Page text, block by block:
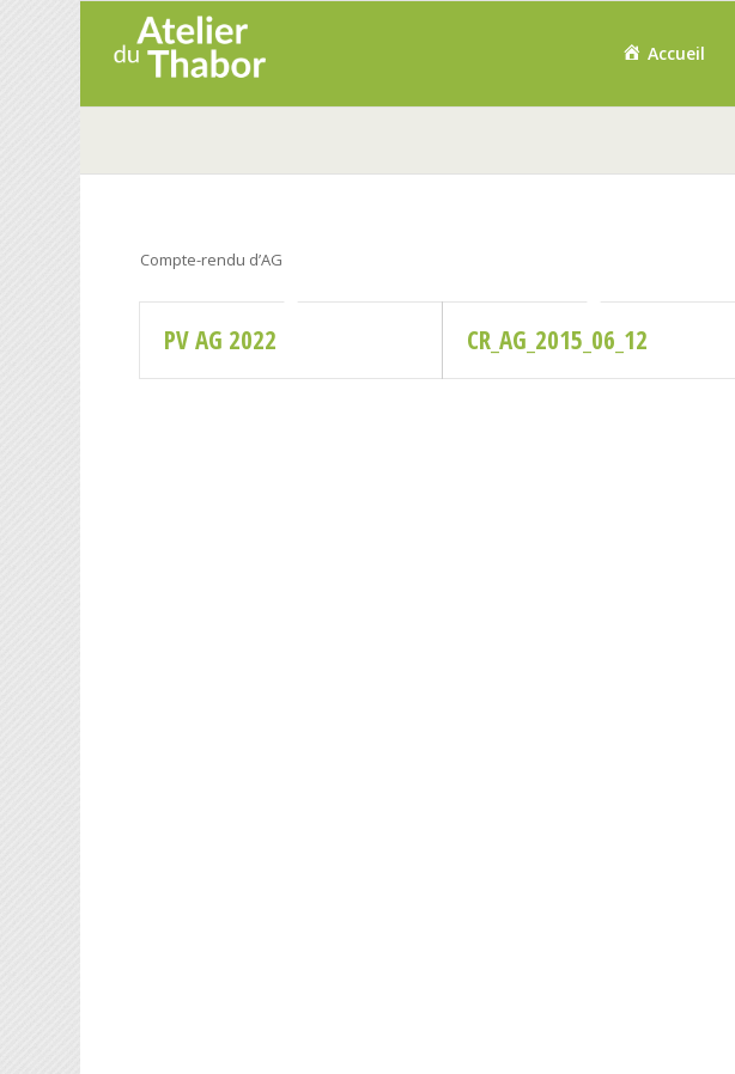
Accueil
Compte-rendu d’AG
PV AG 2022 CR_AG_2015_06_12